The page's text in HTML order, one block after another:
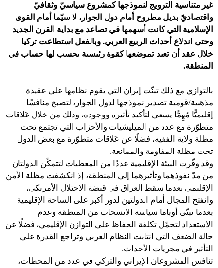
غير متناسية الترويج لنموذجها كمشروع سياسيّ وثقافيّ
واقتصاديّ بديل مطروح أمام دول الجوار، لا سيّما أمام القوى
الإسلامية التي كانت أسهمها في تصاعد مع بداية القرن الجديد
وحتى اندلاع أحداث الربيع العربي. وبالفعل استطاعت تركيا
خلال عقد أن تعيد تموضعها كقوة رئيسية يحسب لها حساب في
المنطقة.
بالتوازي مع ذلك تبنّت إيران التي يقوم نظامها على عقيدة
مذهبية/قومية تصدير نموذجها لدول الجوار، لتصبح منافسًا
إقليميًّا مُهِمًّا يسعى لتأكيد تأثيره ووجوده، وذلك من خلال عَلاقات
متطوّرة مع عدد من الميليشيات والأحزاب التي تجتمع تحت
مظلة ولاية الفقيه، فضلًا عن عَلاقات متطوّرة مع بعض الدول
تحت مظلة المقاومة والممانعة.
وقد وفّرت البيئة الإقليمية عددًا من المعطيات لتتمكّن الدولتان
من مدّ نفوذهما وتأثيرهما إلى المنطقة، إذ انكشفت مظلة الأمن
الإقليمي بعدما سقط العراق في قبضة الاحتلال الأمريكي،
وانفتح المجال أمام الدولتين لدور أكبر على الساحة الإقليمية
بعدما تبنّى أوباما سياسة الانسحاب من المنطقة وعدم
الاستعداد لتحمّل تكلفة الحفاظ على التوازن الإقليمي، فضلًا عن
حالة الضعف التي انتابت النظام العربي وتراجع القدرة على
التأثير في مجريات الأحداث.
تنافس المشروعان الإيراني والتركي في عدد من المحطات،